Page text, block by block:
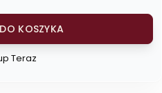
KOSZYKA
Szybki
Teraz